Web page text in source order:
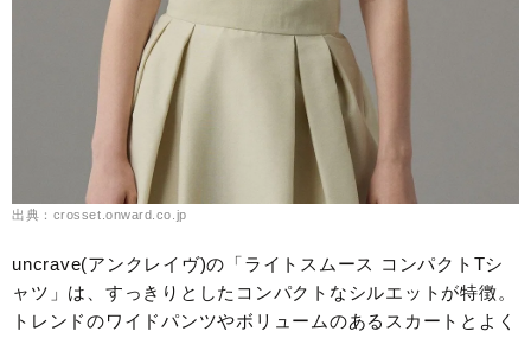
出典：crosset.onward.co.jp
uncrave(アンクレイヴ)の「ライトスムース コンパクトTシ
ャツ」は、すっきりとしたコンパクトなシルエットが特徴。
トレンドのワイドパンツやボリュームのあるスカートとよく